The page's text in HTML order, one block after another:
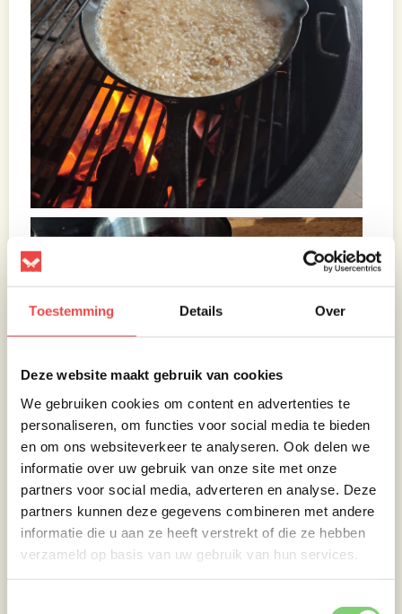
Toestemming Details Over
Deze website maakt gebruik van cookies
We gebruiken cookies om content en advertenties te
personaliseren, om functies voor social media te bieden
en om ons websiteverkeer te analyseren. Ook delen we
informatie over uw gebruik van onze site met onze
partners voor social media, adverteren en analyse. Deze
partners kunnen deze gegevens combineren met andere
informatie die u aan ze heeft verstrekt of die ze hebben
verzameld op basis van uw gebruik van hun services.